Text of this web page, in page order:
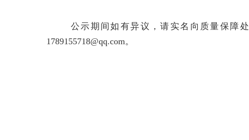
公示期间如有异议，请实名向质量保障
1789155718@qq.com。